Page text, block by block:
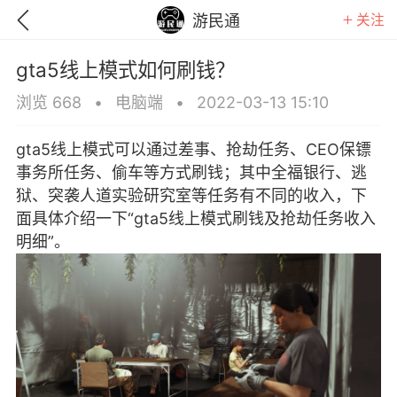
游民通 关注
GTA6 RDR2 逃离塔科夫
gta5线上模式如何刷钱？
浏览 668 • 电脑端 • 2022-03-13 15:10
gta5线上模式可以通过差事、抢劫任务、CEO保镖
事务所任务、偷车等方式刷钱；其中全福银行、逃
狱、突袭人道实验研究室等任务有不同的收入，下
面具体介绍一下“gta5线上模式刷钱及抢劫任务收入
明细”。